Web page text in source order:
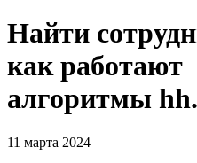
Найти
как работают
алгоритмы
11 марта 2024